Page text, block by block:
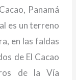
Panamá
es un terreno
en las faldas
de El Cacao
de la Vía